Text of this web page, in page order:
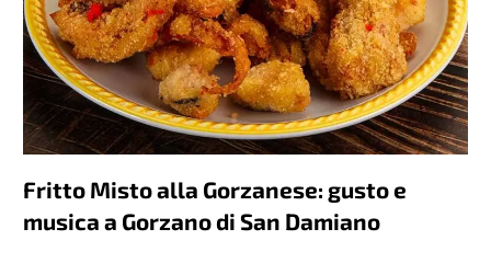
Fritto Misto alla Gorzanese: gusto e
musica a Gorzano di San Damiano